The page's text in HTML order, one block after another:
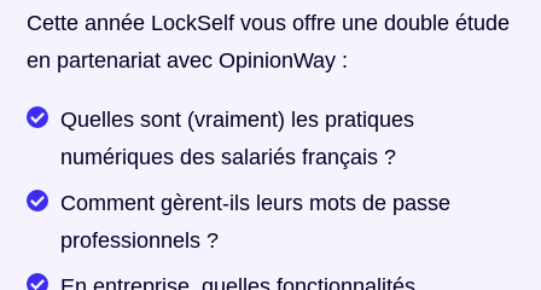
Cette année LockSelf vous offre une double étude
en partenariat avec OpinionWay :
Quelles sont (vraiment) les pratiques
numériques des salariés français ?
Comment gèrent-ils leurs mots de passe
professionnels ?